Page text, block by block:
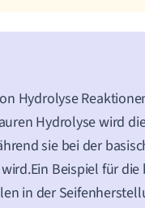
Hydrolyse
Hydrolyse wird
sie bei der
Beispiel für die
in der